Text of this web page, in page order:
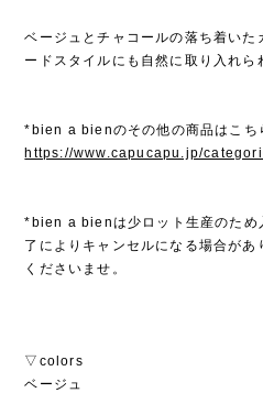
ベージュとチャコールの落ち着いた
ードスタイルにも自然に取り入れら
*bien a bienのその他の商品はこち
https://www.capucapu.jp/
*bien a bienは少ロット生産のため
了によりキャンセルになる場合があ
くださいませ。
▽colors
ベージュ